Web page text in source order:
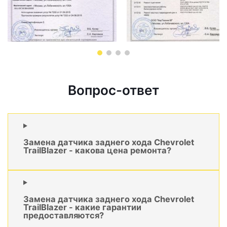
Вопрос-ответ
Замена датчика заднего хода Chevrolet
TrailBlazer - какова цена ремонта?
Замена датчика заднего хода Chevrolet
TrailBlazer - какие гарантии
предоставляются?